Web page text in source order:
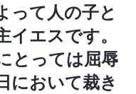
って人の子と
イエスです。
とっては屈辱
において裁き